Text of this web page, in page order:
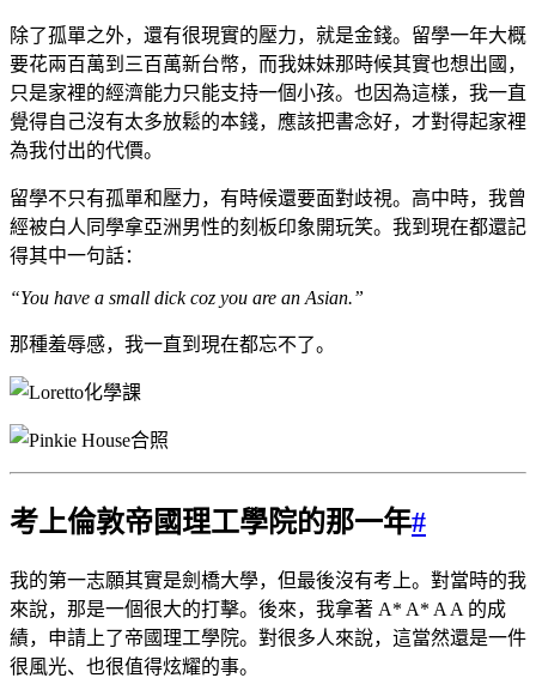
除了孤單之外，還有很現實的壓力，就是金錢。留學一年大概
要花兩百萬到三百萬新台幣，而我妹妹那時候其實也想出國，
只是家裡的經濟能力只能支持一個小孩。也因為這樣，我一直
覺得自己沒有太多放鬆的本錢，應該把書念好，才對得起家裡
為我付出的代價。
留學不只有孤單和壓力，有時候還要面對歧視。高中時，我曾
經被白人同學拿亞洲男性的刻板印象開玩笑。我到現在都還記
得其中一句話：
“You have a small dick coz you are an Asian.”
那種羞辱感，我一直到現在都忘不了。
考上倫敦帝國理工學院的那一年#
我的第一志願其實是劍橋大學，但最後沒有考上。對當時的我
來說，那是一個很大的打擊。後來，我拿著 A* A* A A 的成
績，申請上了帝國理工學院。對很多人來說，這當然還是一件
很風光、也很值得炫耀的事。